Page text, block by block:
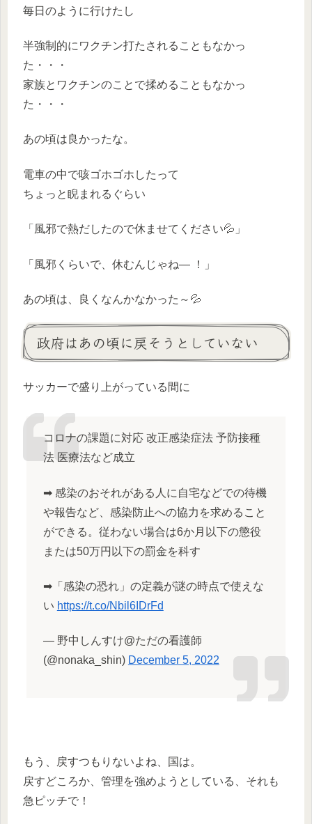
毎日のように行けたし
半強制的にワクチン打たされることもなかっ
た・・・
家族とワクチンのことで揉めることもなかっ
た・・・
あの頃は良かったな。
電車の中で咳ゴホゴホしたって
ちょっと睨まれるぐらい
「風邪で熱だしたので休ませてください💦」
「風邪くらいで、休むんじゃね― ！」
あの頃は、良くなんかなかった～💦
政府はあの頃に戻そうとしていない
サッカーで盛り上がっている間に
コロナの課題に対応 改正感染症法 予防接種
法 医療法など成立
➡︎ 感染のおそれがある人に自宅などでの待機
や報告など、感染防止への協力を求めること
ができる。従わない場合は6か月以下の懲役
または50万円以下の罰金を科す
➡︎「感染の恐れ」の定義が謎の時点で使えな
い https://t.co/Nbil6IDrFd
— 野中しんすけ@ただの看護師
(@nonaka_shin) December 5, 2022
もう、戻すつもりないよね、国は。
戻すどころか、管理を強めようとしている、それも
急ピッチで！